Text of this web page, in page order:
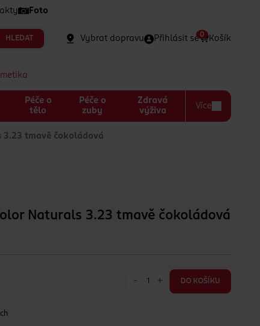
Foto
HLEDAT Vybrat dopravu Přihlásit se Košík
0
Péče o
tělo
Péče o
zuby
Zdravá
výživa
Více
3.23 tmavě čokoládová
Naturals 3.23 tmavě čokoládová
- + DO KOŠÍKU